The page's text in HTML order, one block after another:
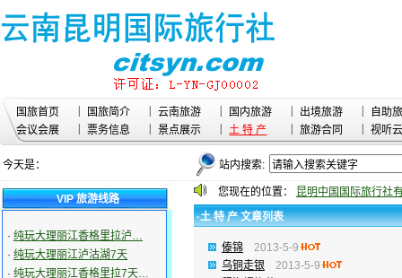
国旅首页 国旅简介 云南旅游 国内旅游 出境旅游
自助
会议会展
票务信息 景点展示 土 特 产 旅游合同 视听
今天是： 站内搜索:
VIP 旅游线路
· 纯玩大理丽江香格里拉泸…
· 纯玩大理丽江泸沽湖7天
· 纯玩大理丽江香格里拉7天…
您现在的位置： 昆明中国国际旅行社
·土 特 产 文章列表
傣锦
2013-5-9
乌铜走银
2013-5-9